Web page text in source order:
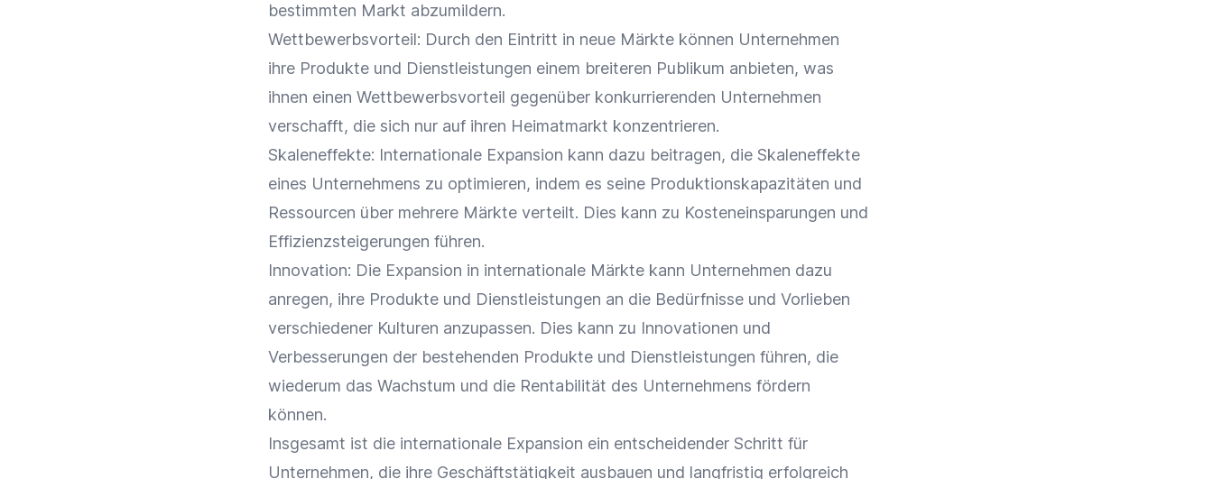
bestimmten Markt abzumildern.
Wettbewerbsvorteil: Durch den Eintritt in neue Märkte können Unternehmen
ihre Produkte und Dienstleistungen einem breiteren Publikum anbieten, was
ihnen einen Wettbewerbsvorteil gegenüber konkurrierenden Unternehmen
verschafft, die sich nur auf ihren Heimatmarkt konzentrieren.
Skaleneffekte: Internationale Expansion kann dazu beitragen, die Skaleneffekte
eines Unternehmens zu optimieren, indem es seine Produktionskapazitäten und
Ressourcen über mehrere Märkte verteilt. Dies kann zu Kosteneinsparungen und
Effizienzsteigerungen führen.
Innovation: Die Expansion in internationale Märkte kann Unternehmen dazu
anregen, ihre Produkte und Dienstleistungen an die Bedürfnisse und Vorlieben
verschiedener Kulturen anzupassen. Dies kann zu Innovationen und
Verbesserungen der bestehenden Produkte und Dienstleistungen führen, die
wiederum das Wachstum und die Rentabilität des Unternehmens fördern
können.
Insgesamt ist die internationale Expansion ein entscheidender Schritt für
Unternehmen, die ihre Geschäftstätigkeit ausbauen und langfristig erfolgreich